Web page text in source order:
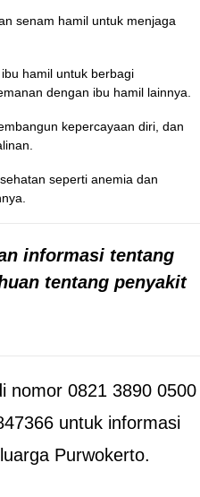
senam hamil untuk menjaga
hamil untuk berbagi
dengan ibu hamil lainnya.
kepercayaan diri, dan
seperti anemia dan
informasi tentang
tentang penyakit
nomor 0821 3890 0500
untuk informasi
Purwokerto.